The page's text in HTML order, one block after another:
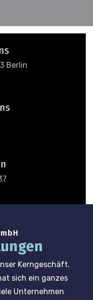
Berlin
Kerngeschäft.
sich ein ganzes
Unternehmen